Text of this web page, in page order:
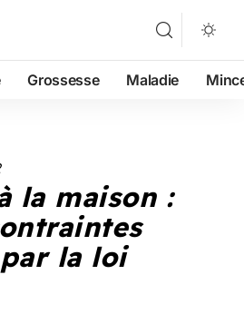
Grossesse Maladie
la maison :
la loi